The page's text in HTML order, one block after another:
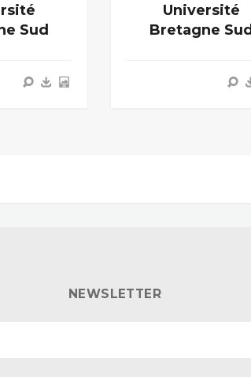
Sud
Université
Bretagne Sud
NEWSLETTER